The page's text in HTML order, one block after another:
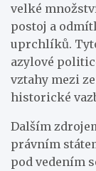
velké
postoj a
uprchlíků.
azylové
vztahy mezi
historické
Dalším
právním
pod vedením